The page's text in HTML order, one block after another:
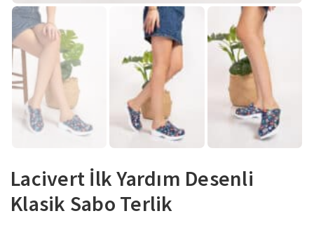
Lacivert İlk Yardım Desenli
Klasik Sabo Terlik